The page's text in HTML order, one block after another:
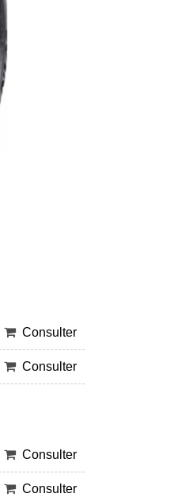
Consulter
Consulter
Consulter
Consulter